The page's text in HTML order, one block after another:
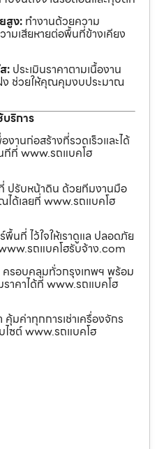
สูง: ทำงานด้วยความ
ามเสียหายต่อพื้นที่ข้างเคียง
: ประเมินราคาตามเนื้องาน
ง ช่วยให้คุณคุมงบประมาณ
ริการ
งานก่อสร้างที่รวดเร็วและได้
ทีที่ www.รถแบคโฮ
รับหน้าดิน ด้วยทีมงานมือ
ด้เลยที่ www.รถแบคโฮ
นที่ ไว้ใจให้เราดูแล ปลอดภัย
www.รถแบคโฮรับจ้าง.com
รอบคลุมทั่วกรุงเทพฯ พร้อม
าคาได้ที่ www.รถแบคโฮ
คุ้มค่าทุกการเช่าเครื่องจักร
ซต์ www.รถแบคโฮ